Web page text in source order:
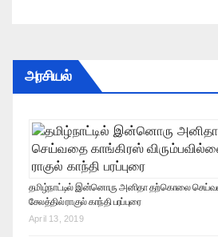
அரசியல்
தமிழ்நாட்டில் இன்னொரு அனிதா தற்கொலை
சேலத்தில் ராகுல் காந்தி பரப்புரை
April 13, 2019